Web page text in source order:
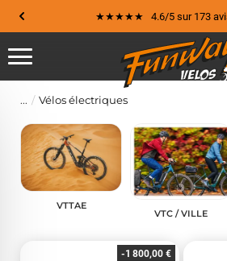
★★★★★ 4.6/5 sur 173
Vélos électriques
VTTAE
VTC / VILLE
-1 800,00 €